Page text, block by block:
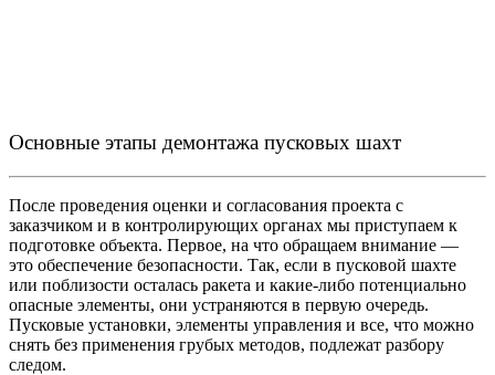
Основные этапы демонтажа пусковых шахт
После проведения оценки и согласования проекта с
заказчиком и в контролирующих органах мы приступаем к
подготовке объекта. Первое, на что обращаем внимание —
это обеспечение безопасности. Так, если в пусковой шахте
или поблизости осталась ракета и какие-либо потенциально
опасные элементы, они устраняются в первую очередь.
Пусковые установки, элементы управления и все, что можно
снять без применения грубых методов, подлежат разбору
следом.